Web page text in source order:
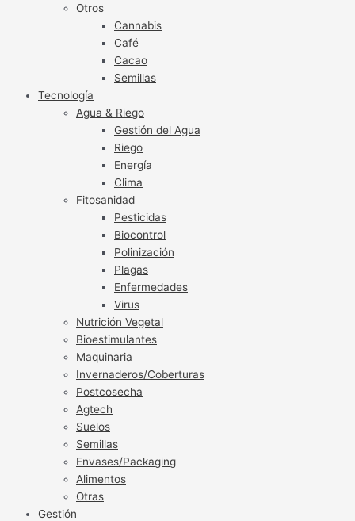
Otros
Cannabis
Café
Cacao
Semillas
Tecnología
Agua & Riego
Gestión del Agua
Riego
Energía
Clima
Fitosanidad
Pesticidas
Biocontrol
Polinización
Plagas
Enfermedades
Virus
Nutrición Vegetal
Bioestimulantes
Maquinaria
Invernaderos/Coberturas
Postcosecha
Agtech
Suelos
Semillas
Envases/Packaging
Alimentos
Otras
Gestión